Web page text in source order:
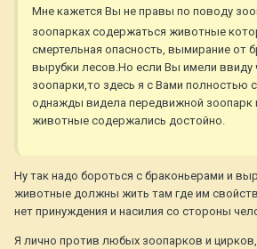
Мне кажется Вы не правы по поводу
зоопарках содержаться животные
смертельная опасность, вымирание от
вырубки лесов.Но если Вы имели ввиду
зоопарки,то здесь я с Вами полностью
однажды видела передвижной зоопарк
животные содержались достойно.
Ну так надо бороться с браконьерами и
животные должны жить там где им
нет принуждения и насилия со стороны
Я лично против любых зоопарков и